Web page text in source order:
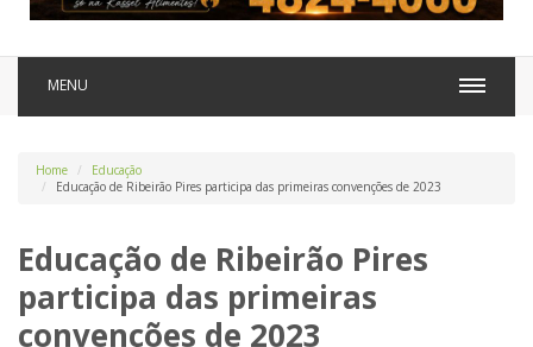
MENU
Home
Educação
Educação de Ribeirão Pires participa das primeiras convenções de 2023
Educação de Ribeirão Pires
participa das primeiras
convenções de 2023